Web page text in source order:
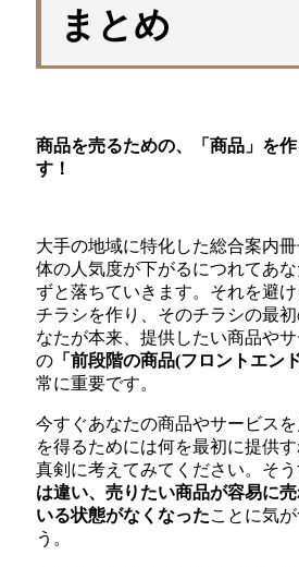
まとめ
商品を売るための、「商品」を
す！
大手の地域に特化した総合案内
体の人気度が下がるにつれてあ
ずと落ちていきます。それを避
チラシを作り、そのチラシの最
なたが本来、提供したい商品や
の 「前段階の商品(フロントエン
常に重要です。
今すぐあなたの商品やサービス
を得るためには何を最初に提供
真剣に考えてみてください。そう
は違い、売りたい商品が容易に
いる状態がなくなったことに気
う。